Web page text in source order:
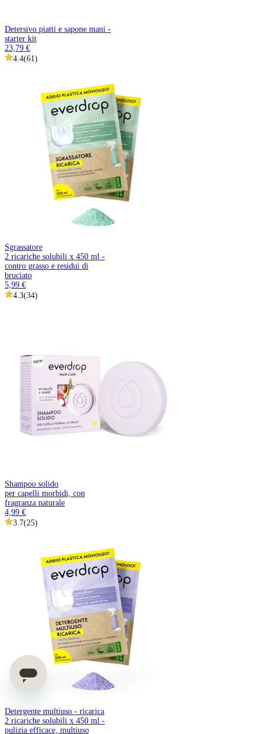
Detersivo piatti e sapone mani -
starter kit
23,79 €
4.4(61)
Sgrassatore
2 ricariche solubili x 450 ml -
contro grasso e residui di
bruciato
5,99 €
4.3(34)
Shampoo solido
per capelli morbidi, con
fragranza naturale
4,99 €
3.7(25)
Detergente multiuso - ricarica
2 ricariche solubili x 450 ml -
pulizia efficace, multiuso